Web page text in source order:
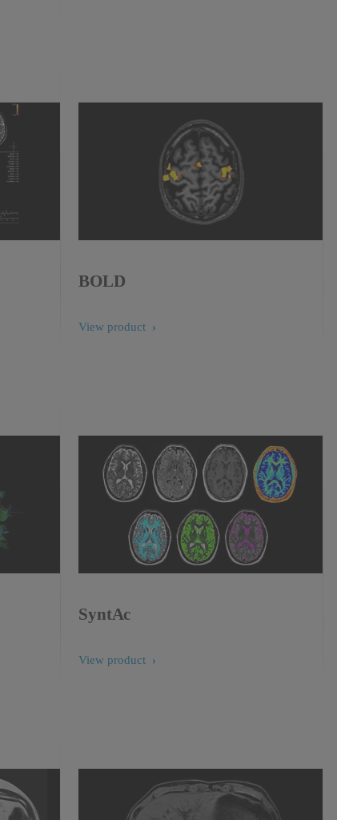
BOLD
View product
SyntAc
View product